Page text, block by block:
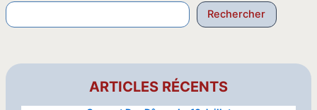
Rechercher
ARTICLES RÉCENTS